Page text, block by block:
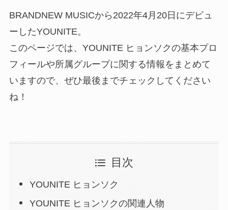
BRANDNEW MUSICから2022年4月20日にデビュ
ーしたYOUNITE。
このページでは、YOUNITE ヒョンソクの基本プロ
フィールや所属グループに関する情報をまとめて
いますので、ぜひ最後までチェックしてください
ね！
目次
YOUNITE ヒョンソク
YOUNITE ヒョンソクの関連人物